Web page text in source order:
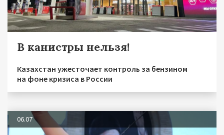
В канистры нельзя!
Казахстан ужесточает контроль за бензином
на фоне кризиса в России
06.07